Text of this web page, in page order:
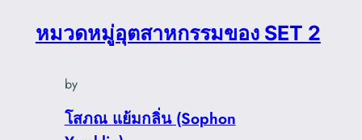
หมวดหมู่อุตสาหกรรมของ SET 2
by
โสภณ แย้มกลิ่น (Sophon